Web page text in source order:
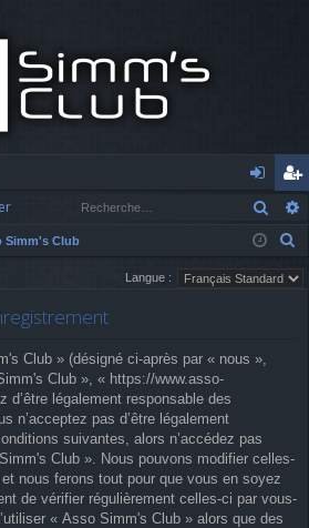
o
n
n
io
’e
nr
eg
Simm's Club
c
Langue :
Club » (désigné ci-après par « nous »,
Club », « https://www.asso-
légalement responsable des
n’acceptez pas d’être légalement
suivantes, alors n’accédez pas
Club ». Nous pouvons modifier celles-
nous ferons tout pour que vous en soyez
de vérifier régulièrement celles-ci par vous-
« Asso Simm's Club » alors que des